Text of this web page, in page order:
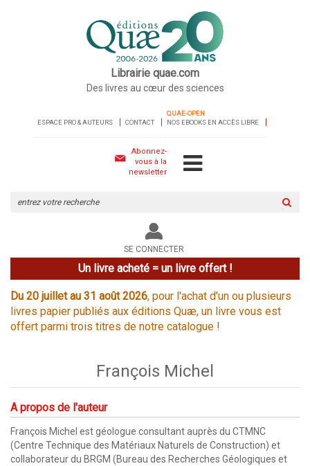
Librairie quae.com
Des livres au cœur des sciences
ESPACE PRO & AUTEURS CONTACT
QUAE-OPEN
NOS EBOOKS EN ACCÈS LIBRE
Abonnez-
vous à la
newsletter
le
site
SE CONNECTER
Un livre acheté = un livre offert !
Du 20 juillet au 31 août 2026, pour l'achat d'un ou plusieurs
livres papier publiés aux éditions Quæ, un livre vous est
offert parmi trois titres de notre catalogue !
François Michel
A propos de l'auteur
François Michel est géologue consultant auprès du CTMNC
(Centre Technique des Matériaux Naturels de Construction) et
collaborateur du BRGM (Bureau des Recherches Géologiques et